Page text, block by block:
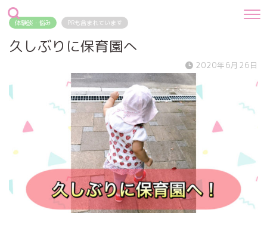
体験談・悩み PRも含まれています
久しぶりに保育園へ
2020年6月26日